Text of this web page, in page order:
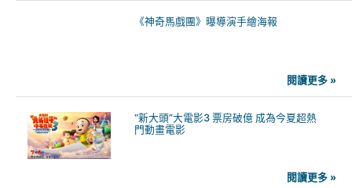
《神奇馬戲團》曝導演手繪海報
閱讀更多 »
“新大頭”大電影3 票房破億 成為今夏超熱
門動畫電影
閱讀更多 »